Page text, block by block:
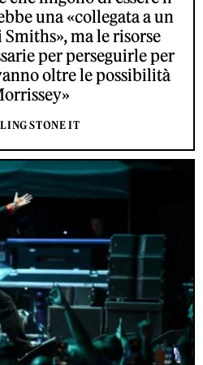
una «collegata a un
ma le risorse
per perseguirle per
oltre le possibilità
STONE IT